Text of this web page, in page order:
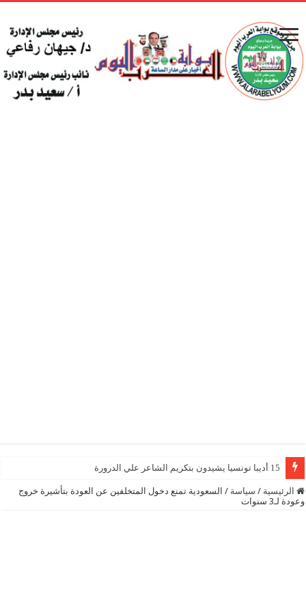
15 أديبا تونسيا يشيدون بتكريم الشاعر علي الدرورة
الرئيسية / سياسة /
السعودية تمنع دخول المتخلفين عن العودة بتأشيرة خروج
وعودة لـ3 سنوات